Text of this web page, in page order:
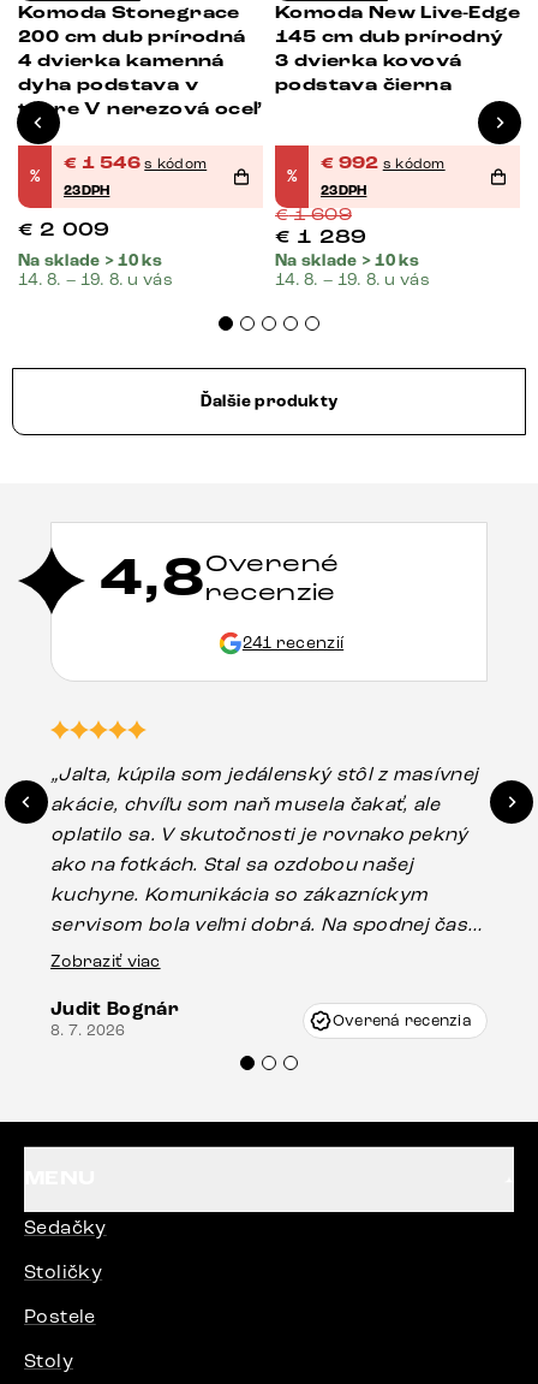
Komoda Stonegrace
200 cm dub prírodná
4 dvierka kamenná
dyha podstava v
tvare V nerezová oceľ
%
€ 1 546 s kódom
23DPH
€ 2 009
Na sklade > 10 ks
14. 8. – 19. 8. u vás
Komoda New Live-Edge
145 cm dub prírodný
3 dvierka kovová
podstava čierna
%
€ 992 s kódom
23DPH
€1 609
€ 1 289
Na sklade > 10 ks
14. 8. – 19. 8. u vás
Ďalšie produkty
4,8Overené
recenzie
241 recenzií
„Jalta, kúpila som jedálenský stôl z masívnej
akácie, chvíľu som naň musela čakať, ale
oplatilo sa. V skutočnosti je rovnako pekný
ako na fotkách. Stal sa ozdobou našej
kuchyne. Komunikácia so zákazníckym
servisom bola veľmi dobrá. Na spodnej časti
stola bolo malé poškodenie, pravdepodobne
Vincze pri riešení mojej záležitosti pristúpili
veľmi korektne. Odporúčam produkty Delife
Zobraziť viac
Judit Bognár
8. 7. 2026 Overená recenzia
Sedačky
Stoličky
Postele
Stoly